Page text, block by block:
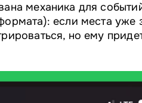
механика для
если места уже
но ему